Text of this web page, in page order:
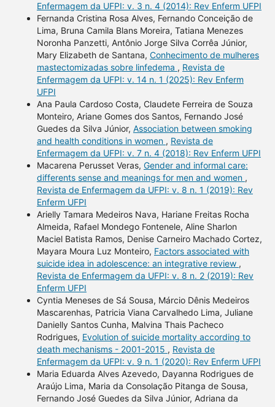
Enfermagem da UFPI: v. 3 n. 4 (2014): Rev Enferm UFPI
Fernanda Cristina Rosa Alves, Fernando Conceição de
Lima, Bruna Camila Blans Moreira, Tatiana Menezes
Noronha Panzetti, Antônio Jorge Silva Corrêa Júnior,
Mary Elizabeth de Santana, Conhecimento de mulheres
mastectomizadas sobre linfedema , Revista de
Enfermagem da UFPI: v. 14 n. 1 (2025): Rev Enferm
UFPI
Ana Paula Cardoso Costa, Claudete Ferreira de Souza
Monteiro, Ariane Gomes dos Santos, Fernando José
Guedes da Silva Júnior, Association between smoking
and health conditions in women , Revista de
Enfermagem da UFPI: v. 7 n. 4 (2018): Rev Enferm UFPI
Macarena Perusset Veras, Gender and informal care:
differents sense and meanings for men and women ,
Revista de Enfermagem da UFPI: v. 8 n. 1 (2019): Rev
Enferm UFPI
Arielly Tamara Medeiros Nava, Hariane Freitas Rocha
Almeida, Rafael Mondego Fontenele, Aline Sharlon
Maciel Batista Ramos, Denise Carneiro Machado Cortez,
Mayara Moura Luz Monteiro, Factors associated with
suicide idea in adolescence: an integrative review ,
Revista de Enfermagem da UFPI: v. 8 n. 2 (2019): Rev
Enferm UFPI
Cyntia Meneses de Sá Sousa, Márcio Dênis Medeiros
Mascarenhas, Patricia Viana Carvalhedo Lima, Juliane
Danielly Santos Cunha, Malvina Thais Pacheco
Rodrigues, Evolution of suicide mortality according to
death mechanisms - 2001-2015 , Revista de
Enfermagem da UFPI: v. 9 n. 1 (2020): Rev Enferm UFPI
Maria Eduarda Alves Azevedo, Dayanna Rodrigues de
Araújo Lima, Maria da Consolação Pitanga de Sousa,
Fernando José Guedes da Silva Júnior, Adriana da